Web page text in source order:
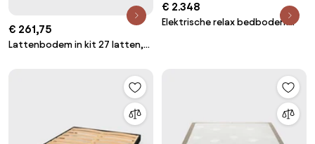
€ 261,75
Lattenbodem in kit 27 latten,
€ 2.348
Elektrische relax bedbodem